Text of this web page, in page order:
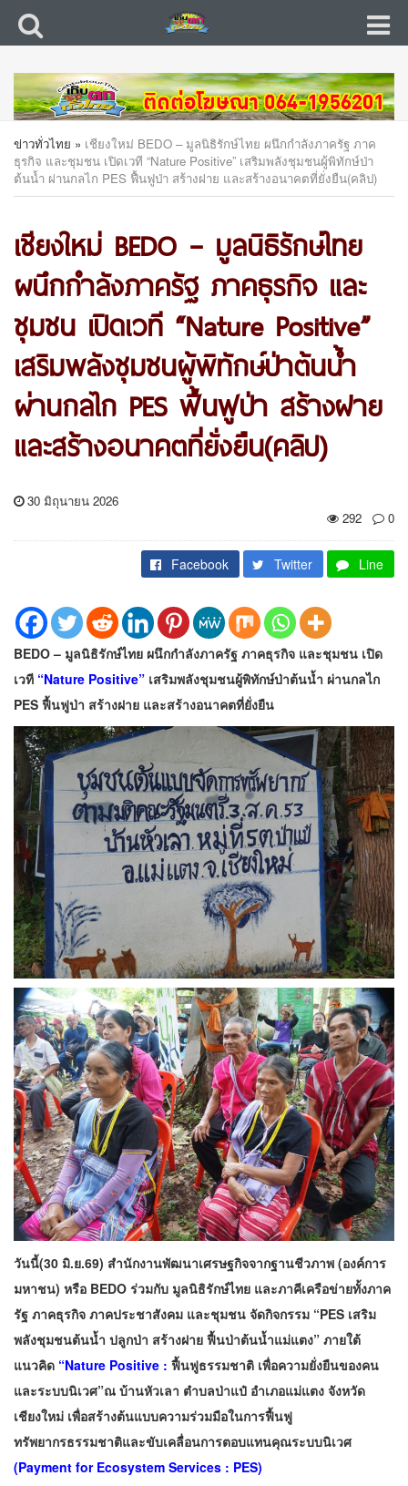
ข่าวทั่วไทย » เชียงใหม่ BEDO – มูลนิธิรักษ์ไทย ผนึกกำลังภาครัฐ ภาค
ธุรกิจ และชุมชน เปิดเวที “Nature Positive” เสริมพลังชุมชนผู้พิทักษ์ป่า
ต้นน้ำ ผ่านกลไก PES ฟื้นฟูป่า สร้างฝาย และสร้างอนาคตที่ยั่งยืน(คลิป)
เชียงใหม่ BEDO – มูลนิธิรักษ์ไทย
ผนึกกำลังภาครัฐ ภาคธุรกิจ และ
ชุมชน เปิดเวที “Nature Positive”
เสริมพลังชุมชนผู้พิทักษ์ป่าต้นน้ำ
ผ่านกลไก PES ฟื้นฟูป่า สร้างฝาย
และสร้างอนาคตที่ยั่งยืน(คลิป)
30 มิถุนายน 2026
292
0
Facebook Twitter Line
BEDO – มูลนิธิรักษ์ไทย ผนึกกำลังภาครัฐ ภาคธุรกิจ และชุมชน เปิด
เวที “Nature Positive” เสริมพลังชุมชนผู้พิทักษ์ป่าต้นน้ำ ผ่านกลไก
PES ฟื้นฟูป่า สร้างฝาย และสร้างอนาคตที่ยั่งยืน
วันนี้(30 มิ.ย.69) สำนักงานพัฒนาเศรษฐกิจจากฐานชีวภาพ (องค์การ
มหาชน) หรือ BEDO ร่วมกับ มูลนิธิรักษ์ไทย และภาคีเครือข่ายทั้งภาค
รัฐ ภาคธุรกิจ ภาคประชาสังคม และชุมชน จัดกิจกรรม “PES เสริม
พลังชุมชนต้นน้ำ ปลูกป่า สร้างฝาย ฟื้นป่าต้นน้ำแม่แตง” ภายใต้
แนวคิด “Nature Positive : ฟื้นฟูธรรมชาติ เพื่อความยั่งยืนของคน
และระบบนิเวศ”ณ บ้านหัวเลา ตำบลป่าแป๋ อำเภอแม่แตง จังหวัด
เชียงใหม่ เพื่อสร้างต้นแบบความร่วมมือในการฟื้นฟู
ทรัพยากรธรรมชาติและขับเคลื่อนการตอบแทนคุณระบบนิเวศ
(Payment for Ecosystem Services : PES)